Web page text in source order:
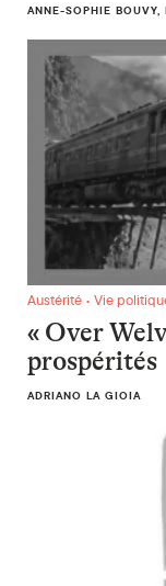
ANNE-SOPHIE
« Over Welvaart
Austérité • Vie
« Over
prospérités
ADRIANO LA GIOIA